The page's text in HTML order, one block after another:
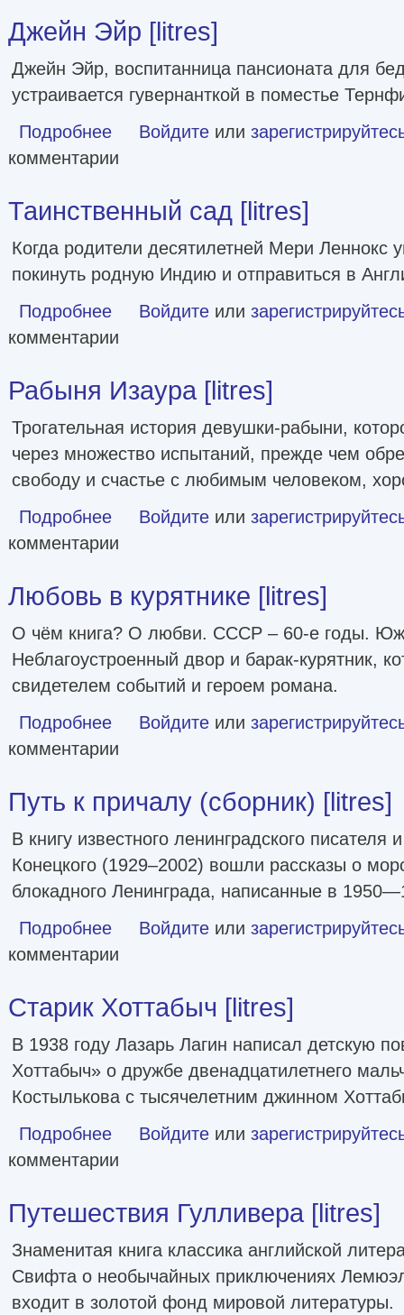
Джейн Эйр [litres]
Джейн Эйр, воспитанница пансионата для
устраивается гувернанткой в поместье
Подробнее о Джейн Эйр [litres]
Войдите или
комментарии
Таинственный сад [litres]
Когда родители десятилетней Мери Леннокс
покинуть родную Индию и отправиться в
Подробнее о Таинственный сад [litres]
Войдите или
комментарии
Рабыня Изаура [litres]
Трогательная история девушки-рабыни,
через множество испытаний, прежде чем
свободу и счастье с любимым человеком,
Подробнее о Рабыня Изаура [litres]
Войдите или
комментарии
Любовь в курятнике [litres]
О чём книга? О любви. СССР – 60-е годы.
Неблагоустроенный двор и барак-курятник,
свидетелем событий и героем романа.
Подробнее о Любовь в курятнике [litres]
Войдите или
комментарии
Путь к причалу (сборник) [litres]
В книгу известного ленинградского писателя
Конецкого (1929–2002) вошли рассказы о
блокадного Ленинграда, написанные в
Подробнее о Путь к причалу (сборник) [litres]
Войдите или
комментарии
Старик Хоттабыч [litres]
В 1938 году Лазарь Лагин написал детскую
Хоттабыч» о дружбе двенадцатилетнего
Костылькова с тысячелетним джинном
Подробнее о Старик Хоттабыч [litres]
Войдите или
комментарии
Путешествия Гулливера [litres]
Знаменитая книга классика английской
Свифта о необычайных приключениях
входит в золотой фонд мировой литературы.